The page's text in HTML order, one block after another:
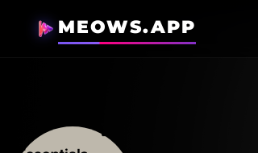
MEOWS.APP